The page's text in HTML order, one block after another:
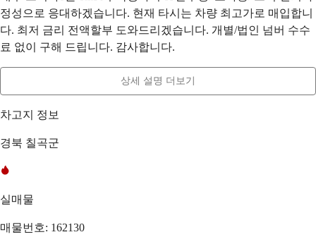
정성으로 응대하겠습니다. 현재 타시는 차량 최고가로 매입합니
다. 최저 금리 전액할부 도와드리겠습니다. 개별/법인 넘버 수수
료 없이 구해 드립니다. 감사합니다.
상세 설명 더보기
차고지 정보
경북 칠곡군
실매물
매물번호: 162130